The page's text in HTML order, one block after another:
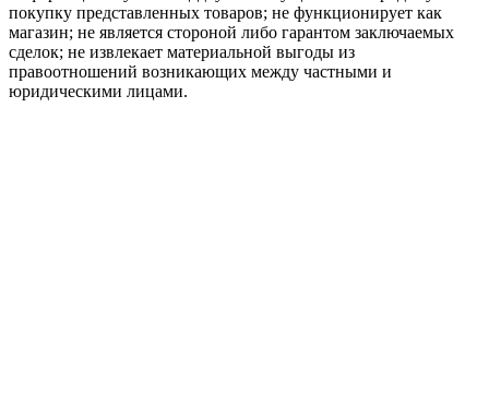
покупку представленных товаров; не функционирует как
магазин; не является стороной либо гарантом заключаемых
сделок; не извлекает материальной выгоды из
правоотношений возникающих между частными и
юридическими лицами.